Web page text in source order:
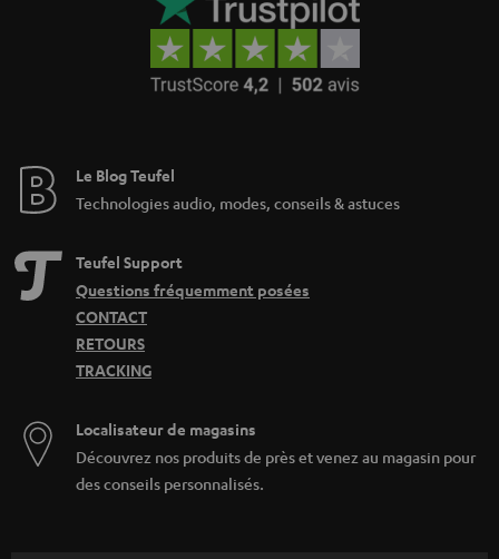
Le Blog Teufel
Technologies audio, modes, conseils & astuces
Teufel Support
Questions fréquemment posées
CONTACT
RETOURS
TRACKING
Localisateur de magasins
Découvrez nos produits de près et venez au magasin pour
des conseils personnalisés.